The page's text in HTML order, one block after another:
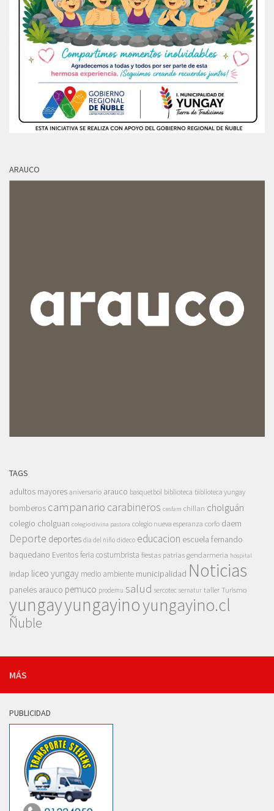
ARAUCO
TAGS
adultos mayores aniversario arauco basquetbol biblioteca biblioteca yungay
bomberos campanario carabineros cesfam chillan cholguán
colegio cholguan colegio divina pastora colegio nueva esperanza corfo daem
Deporte deportes dia del niño dideco educacion escuela fernando
baquedano Eventosferia costumbrista fiestas patrias gendarmeria hospital
indap liceo yungay medio ambiente municipalidad Noticias
paneles arauco pemuco prodemu salud sercotec sernatur taller Turismo
yungayyungayinoyungayino.cl
Ñuble
MÁS
PUBLICIDAD